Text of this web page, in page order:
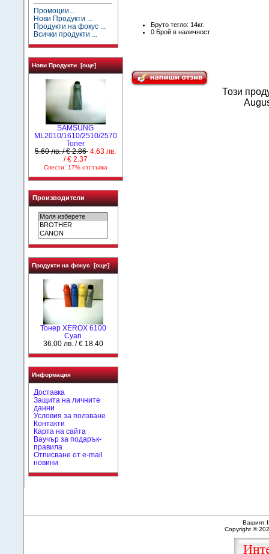
Промоции...
Нови Продукти ...
Продукти на фокус ...
Всички продукти ...
Нови Продукти [още]
SAMSUNG
ML2010/1610/2510/2570
Toner
5.60 лв. / € 2.86 4.63 лв.
/ € 2.37
Спести: 17% отстъпка
Производители
Продукти на фокус [още]
Тонер XEROX 6100
Cyan
36.00 лв. / € 18.40
Информация
Доставка
Защита на личните
данни
Условия за ползване
Контакти
Карта на сайта
Ваучър за подарък-
правила
Отписване от e-mail
новини
Бруто тегло: 14кг.
0 Брой в наличност
Този
Вашият
Copyright ©